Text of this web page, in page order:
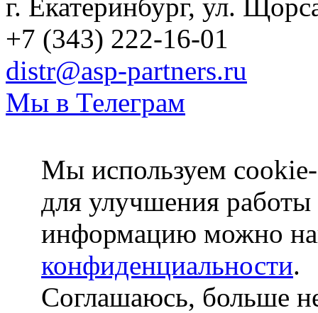
г. Екатеринбург, ул.
+7 (343) 222-16-01
distr@asp-partners.ru
Мы в Телеграм
Мы используем
для улучшения
информацию можно
конфиденциальности.
Соглашаюсь, больше